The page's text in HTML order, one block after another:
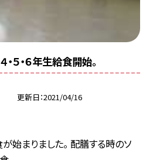
・５・６年生給食開始。
更新日 2021/04/16
始まりました。 配膳する時のソ